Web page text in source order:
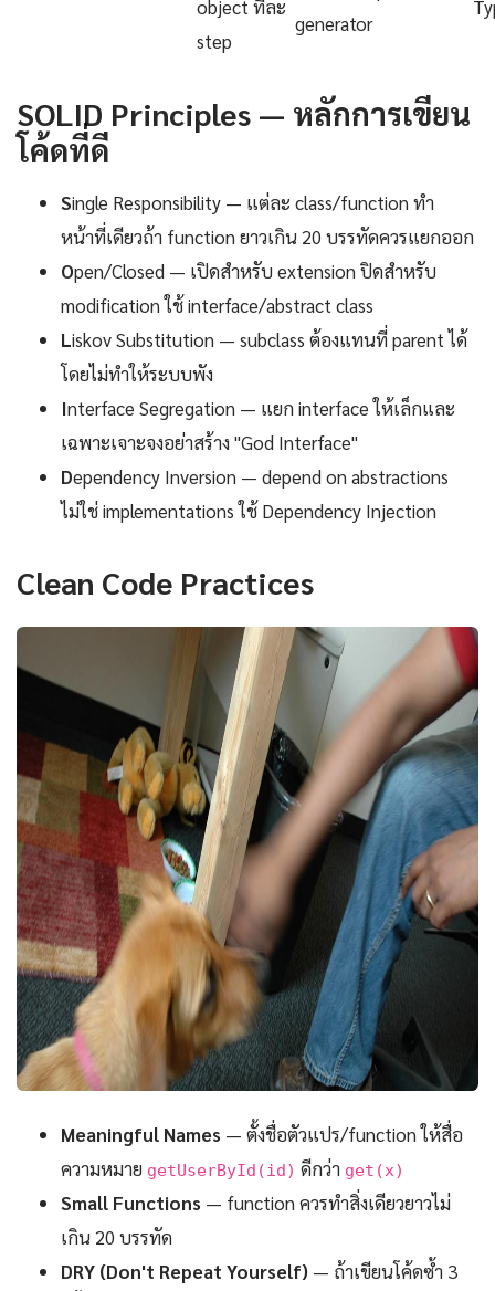
object ทีละ
step
generator
SOLID Principles — หลักการเขียน
โค้ดที่ดี
Single Responsibility — แต่ละ class/function ทำ
หน้าที่เดียวถ้า function ยาวเกิน 20 บรรทัดควรแยกออก
Open/Closed — เปิดสำหรับ extension ปิดสำหรับ
modification ใช้ interface/abstract class
Liskov Substitution — subclass ต้องแทนที่ parent ได้
โดยไม่ทำให้ระบบพัง
Interface Segregation — แยก interface ให้เล็กและ
เฉพาะเจาะจงอย่าสร้าง "God Interface"
Dependency Inversion — depend on abstractions
ไม่ใช่ implementations ใช้ Dependency Injection
Clean Code Practices
Meaningful Names — ตั้งชื่อตัวแปร/function ให้สื่อ
ความหมาย getUserById(id) ดีกว่า get(x)
Small Functions — function ควรทำสิ่งเดียวยาวไม่
เกิน 20 บรรทัด
DRY (Don't Repeat Yourself) — ถ้าเขียนโค้ดซ้ำ 3